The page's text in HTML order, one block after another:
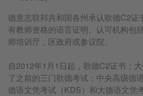
德意志联邦共和国各州承认歌德C2证
有教师资格的语言证明。认可机构包
师培训厅，区政府或参议院。
自2012年1月1日起，歌德C2证书：
了之前的三门歌德考试：中央高级德
德语文凭考试（KDS）和大德语文凭